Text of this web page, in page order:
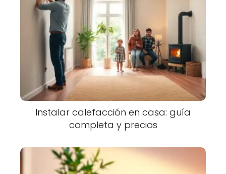
Instalar calefacción en casa: guía
completa y precios